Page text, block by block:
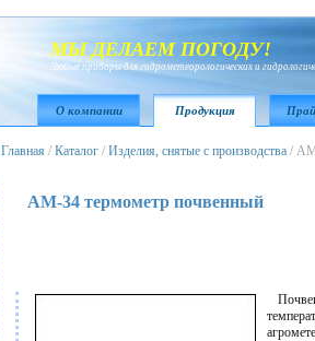
МЫ ДЕЛАЕМ ПОГОДУ!
Любые приборы для гидрометеорологических и
О компании Продукция
Главная / Каталог / Изделия, снятые с производства /
АМ-34 термометр почвенный